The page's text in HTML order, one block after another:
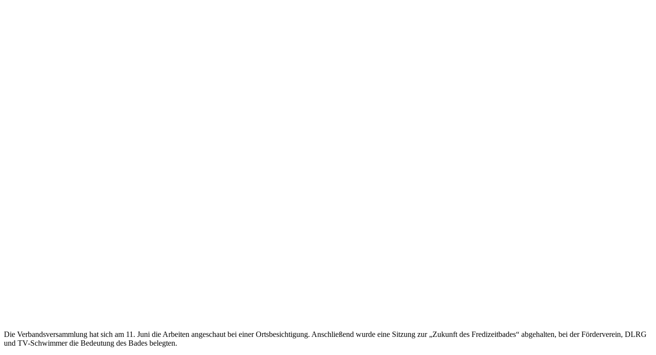
Die Verbandsversammlung hat sich am 11. Juni die Arbeiten angeschaut bei einer Ortsbesichtigung. Anschließend wurde eine Sitzung zur „Zukunft des Fredizeitbades“ abgehalten, bei der Förderverein, DLRG
und TV-Schwimmer die Bedeutung des Bades belegten.